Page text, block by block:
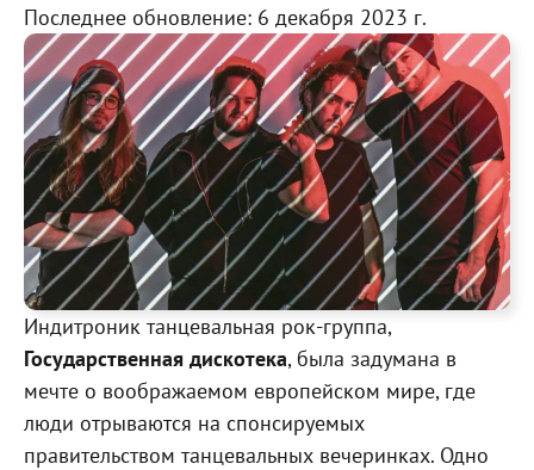
Последнее обновление: 6 декабря 2023 г.
Индитроник танцевальная рок-группа,
Государственная дискотека, была задумана в
мечте о воображаемом европейском мире, где
люди отрываются на спонсируемых
правительством танцевальных вечеринках. Одно